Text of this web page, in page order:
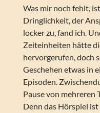
Was mir noch fehlt,
Dringlichkeit, der
locker zu, fand ich.
Zeiteinheiten hätte
hervorgerufen, doch
Geschehen etwas in
Episoden.
Pause von mehreren
Denn das Hörspiel